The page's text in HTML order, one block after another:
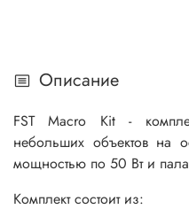
Описание
FST Macro Kit -
небольших объектов на
мощностью по 50 Вт и
Комплект состоит из: